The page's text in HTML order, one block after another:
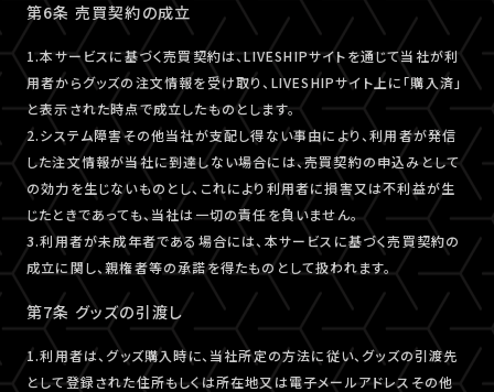
第6条 売買契約の成立
1.本サービスに基づく売買契約は、LIVESHIPサイトを通じて当社が利
用者からグッズの注文情報を受け取り、LIVESHIPサイト上に「購入済」
と表示された時点で成立したものとします。
2.システム障害その他当社が支配し得ない事由により、利用者が発信
した注文情報が当社に到達しない場合には、売買契約の申込みとして
の効力を生じないものとし、これにより利用者に損害又は不利益が生
じたときであっても、当社は一切の責任を負いません。
3.利用者が未成年者である場合には、本サービスに基づく売買契約の
成立に関し、親権者等の承諾を得たものとして扱われます。
第7条 グッズの引渡し
1.利用者は、グッズ購入時に、当社所定の方法に従い、グッズの引渡先
として登録された住所もしくは所在地又は電子メールアドレスその他